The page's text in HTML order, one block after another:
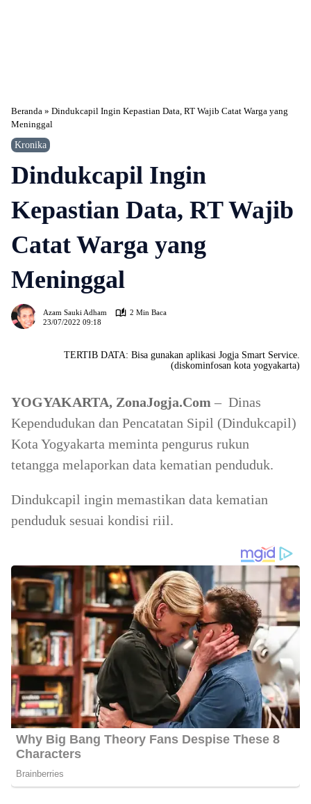
Beranda » Dindukcapil Ingin Kepastian Data, RT Wajib Catat Warga yang
Meninggal
Kronika
Dindukcapil Ingin
Kepastian Data, RT Wajib
Catat Warga yang
Meninggal
Azam Sauki Adham
2 Min Baca
23/07/2022 09:18
TERTIB DATA: Bisa gunakan aplikasi Jogja Smart Service.
(diskominfosan kota yogyakarta)
YOGYAKARTA, ZonaJogja.Com – Dinas
Kependudukan dan Pencatatan Sipil (Dindukcapil)
Kota Yogyakarta meminta pengurus rukun
tetangga melaporkan data kematian penduduk.
Dindukcapil ingin memastikan data kematian
penduduk sesuai kondisi riil.